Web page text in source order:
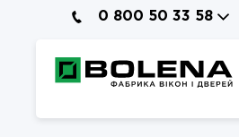
0 800 50 33 58